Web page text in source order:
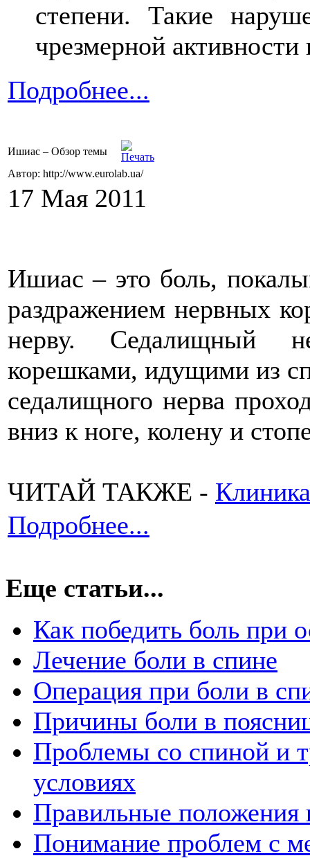
степени. Такие
чрезмерной
Подробнее...
Ишиас – Oбзор темы
Автор: http://www.eurolab.ua/
17 Мая 2011
Ишиас – это боль,
раздражением нервных
нерву. Седалищный
корешками, идущими из
седалищного нерва
вниз к ноге, колену и
ЧИТАЙ ТАКЖЕ -
Подробнее...
Еще статьи...
Как победить боль при
Лечение боли в спине
Операция при боли в
Причины боли в
Проблемы со спиной и
условиях
Правильные положения
Понимание проблем с